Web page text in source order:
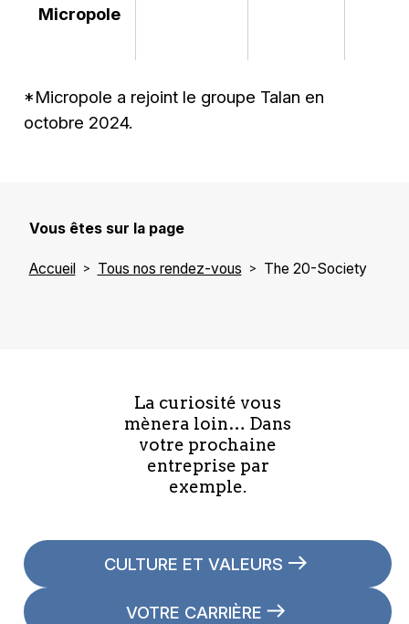
Micropole
*Micropole a rejoint le groupe Talan en
octobre 2024.
Vous êtes sur la page
Accueil Tous nos rendez-vous The 20-Society
La curiosité vous
mènera loin… Dans
votre prochaine
entreprise par
exemple.
CULTURE ET VALEURS
VOTRE CARRIÈRE